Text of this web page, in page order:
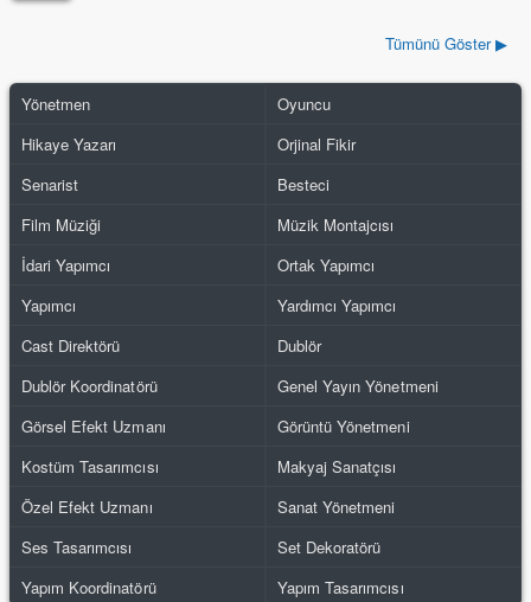
Tümünü Göster ▶
Yönetmen
Oyuncu
Hikaye Yazarı
Orjinal Fikir
Senarist
Besteci
Film Müziği
Müzik Montajcısı
İdari Yapımcı
Ortak Yapımcı
Yapımcı
Yardımcı Yapımcı
Cast Direktörü
Dublör
Dublör Koordinatörü
Genel Yayın Yönetmeni
Görsel Efekt Uzmanı
Görüntü Yönetmeni
Kostüm Tasarımcısı
Makyaj Sanatçısı
Özel Efekt Uzmanı
Sanat Yönetmeni
Ses Tasarımcısı
Set Dekoratörü
Yapım Koordinatörü
Yapım Tasarımcısı